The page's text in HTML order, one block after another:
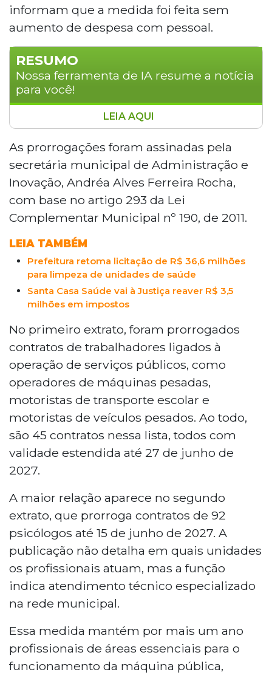
informam que a medida foi feita sem
aumento de despesa com pessoal.
RESUMO
Nossa ferramenta de IA resume a notícia
para você!
A Prefeitura de Campo Grande prorrogou
contratos temporários de 137 servidores
em áreas operacionais e de atendimento
técnico, sem aumento de despesa com
pessoal. São 45 contratos de operadores
de máquinas, motoristas escolares e de
veículos pesados, válidos até junho de
junho do mesmo ano. A medida foi
publicada no Diogrande e assinada pela
secretária municipal de Administração.
LEIA AQUI
As prorrogações foram assinadas pela
secretária municipal de Administração e
Inovação, Andréa Alves Ferreira Rocha,
com base no artigo 293 da Lei
Complementar Municipal nº 190, de 2011.
LEIA TAMBÉM
Prefeitura retoma licitação de R$ 36,6 milhões
para limpeza de unidades de saúde
Santa Casa Saúde vai à Justiça reaver R$ 3,5
milhões em impostos
No primeiro extrato, foram prorrogados
contratos de trabalhadores ligados à
operação de serviços públicos, como
operadores de máquinas pesadas,
motoristas de transporte escolar e
motoristas de veículos pesados. Ao todo,
são 45 contratos nessa lista, todos com
validade estendida até 27 de junho de
2027.
A maior relação aparece no segundo
extrato, que prorroga contratos de 92
psicólogos até 15 de junho de 2027. A
publicação não detalha em quais unidades
os profissionais atuam, mas a função
indica atendimento técnico especializado
na rede municipal.
Essa medida mantém por mais um ano
profissionais de áreas essenciais para o
funcionamento da máquina pública,